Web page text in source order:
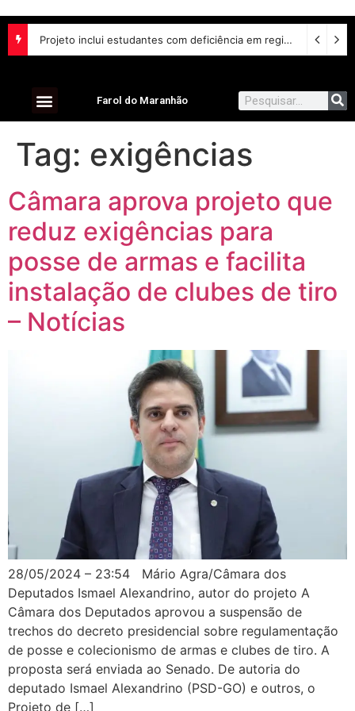
Projeto inclui estudantes com deficiência em regime escolar especial
Farol do Maranhão
Tag: exigências
Câmara aprova projeto que
reduz exigências para
posse de armas e facilita
instalação de clubes de tiro
– Notícias
28/05/2024 – 23:54 Mário Agra/Câmara dos
Deputados Ismael Alexandrino, autor do projeto A
Câmara dos Deputados aprovou a suspensão de
trechos do decreto presidencial sobre regulamentação
de posse e colecionismo de armas e clubes de tiro. A
proposta será enviada ao Senado. De autoria do
deputado Ismael Alexandrino (PSD-GO) e outros, o
Projeto de […]